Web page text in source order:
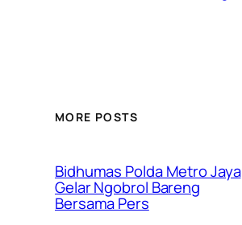
MORE POSTS
Bidhumas Polda Metro Jaya
Gelar Ngobrol Bareng
Bersama Pers